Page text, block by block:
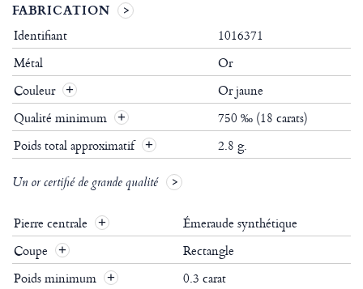
FABRICATION
Identifiant
1016371
Métal
Or
Couleur
Or jaune
Qualité minimum
750 ‰ (18 carats)
Poids total approximatif
2.8 g.
Un or certifié de grande qualité
Pierre centrale
Émeraude synthétique
Coupe
Rectangle
Poids minimum
0.3 carat